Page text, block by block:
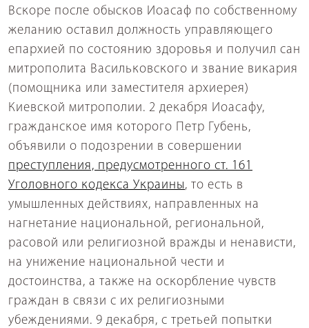
Вскоре после обысков Иоасаф по собственному
желанию оставил должность управляющего
епархией по состоянию здоровья и получил сан
митрополита Васильковского и звание викария
(помощника или заместителя архиерея)
Киевской митрополии. 2 декабря Иоасафу,
гражданское имя которого Петр Губень,
объявили о подозрении в совершении
преступления, предусмотренного ст. 161
Уголовного кодекса Украины, то есть в
умышленных действиях, направленных на
нагнетание национальной, региональной,
расовой или религиозной вражды и ненависти,
на унижение национальной чести и
достоинства, а также на оскорбление чувств
граждан в связи с их религиозными
убеждениями. 9 декабря, с третьей попытки